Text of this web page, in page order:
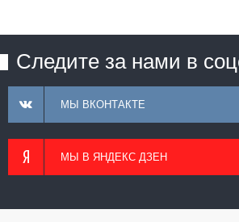
Следите за нами в
МЫ ВКОНТАКТЕ
МЫ В ЯНДЕКС ДЗЕН